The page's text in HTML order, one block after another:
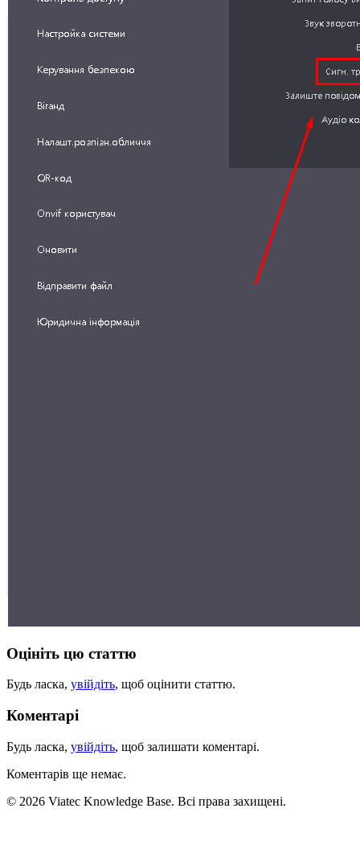
Оцініть цю статтю
Будь ласка, увійдіть, щоб оцінити статтю.
Коментарі
Будь ласка, увійдіть, щоб залишати коментарі.
Коментарів ще немає.
© 2026 Viatec Knowledge Base. Всі права захищені.